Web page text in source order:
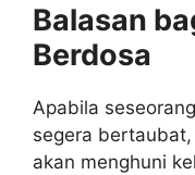
Balasan
Berdosa
Apabila
segera
akan menghuni